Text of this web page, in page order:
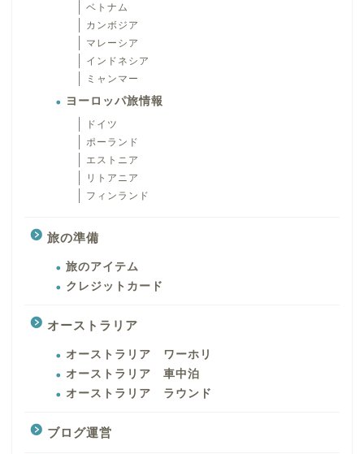
ベトナム
カンボジア
マレーシア
インドネシア
ミャンマー
ヨーロッパ旅情報
ドイツ
ポーランド
エストニア
リトアニア
フィンランド
旅の準備
旅のアイテム
クレジットカード
オーストラリア
オーストラリア ワーホリ
オーストラリア 車中泊
オーストラリア ラウンド
ブログ運営